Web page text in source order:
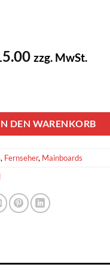
Aktueller
zzg. MwSt.
DEN WARENKORB
, Fernseher, Mainboards